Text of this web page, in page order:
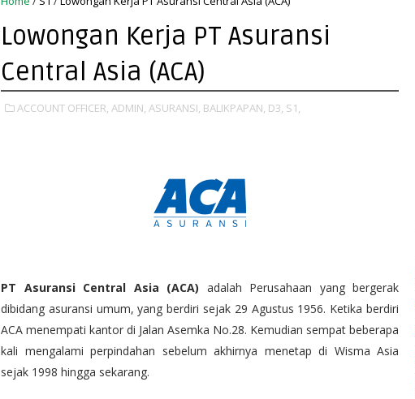
Lowongan Kerja PT Asuransi
Central Asia (ACA)
ACCOUNT OFFICER, ADMIN, ASURANSI, BALIKPAPAN, D3, S1,
PT Asuransi Central Asia (ACA) adalah Perusahaan yang bergerak
dibidang asuransi umum, yang berdiri sejak 29 Agustus 1956. Ketika berdiri
ACA menempati kantor di Jalan Asemka No.28. Kemudian sempat beberapa
kali mengalami perpindahan sebelum akhirnya menetap di Wisma Asia
sejak 1998 hingga sekarang.